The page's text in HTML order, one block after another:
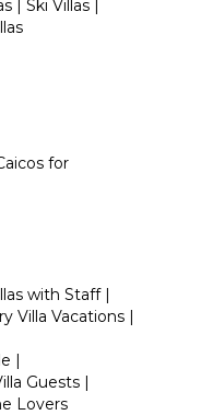
| Ski Villas |
for
with Staff|
Villa Vacations |
|
Guests |
Lovers